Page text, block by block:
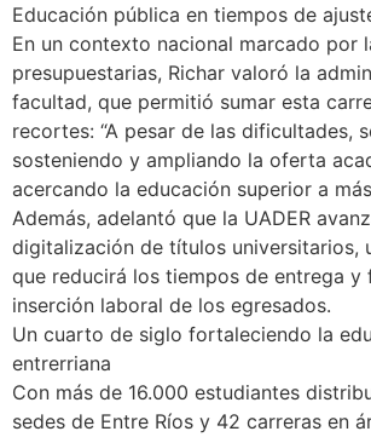
Educación pública en tiempos de
En un contexto nacional marcado por
presupuestarias, Richar valoró la
facultad, que permitió sumar esta
recortes: “A pesar de las dificultades,
sosteniendo y ampliando la oferta
acercando la educación superior a
Además, adelantó que la UADER
digitalización de títulos universitarios,
que reducirá los tiempos de entrega y
inserción laboral de los egresados.
Un cuarto de siglo fortaleciendo la
entrerriana
Con más de 16.000 estudiantes
sedes de Entre Ríos y 42 carreras en